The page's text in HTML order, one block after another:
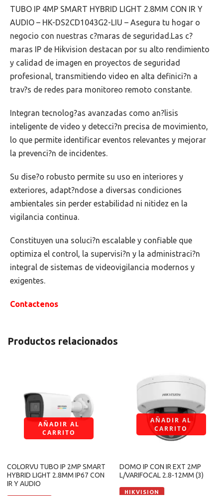
TUBO IP 4MP SMART HYBRID LIGHT 2.8MM CON IR Y
AUDIO – HK-DS2CD1043G2-LIU – Asegura tu hogar o
negocio con nuestras c?maras de seguridad.Las c?
maras IP de Hikvision destacan por su alto rendimiento
y calidad de imagen en proyectos de seguridad
profesional, transmitiendo video en alta definici?n a
trav?s de redes para monitoreo remoto constante.
Integran tecnolog?as avanzadas como an?lisis
inteligente de video y detecci?n precisa de movimiento,
lo que permite identificar eventos relevantes y mejorar
la prevenci?n de incidentes.
Su dise?o robusto permite su uso en interiores y
exteriores, adapt?ndose a diversas condiciones
ambientales sin perder estabilidad ni nitidez en la
vigilancia continua.
Constituyen una soluci?n escalable y confiable que
optimiza el control, la supervisi?n y la administraci?n
integral de sistemas de videovigilancia modernos y
exigentes.
Contactenos
Productos relacionados
COLORVU TUBO IP 2MP SMART
HYBRID LIGHT 2.8MM IP67 CON
IR Y AUDIO
AÑADIR AL
CARRITO
DOMO IP CON IR EXT 2MP
L/VARIFOCAL 2.8-12MM (3)
HIKVISION
AÑADIR AL
CARRITO